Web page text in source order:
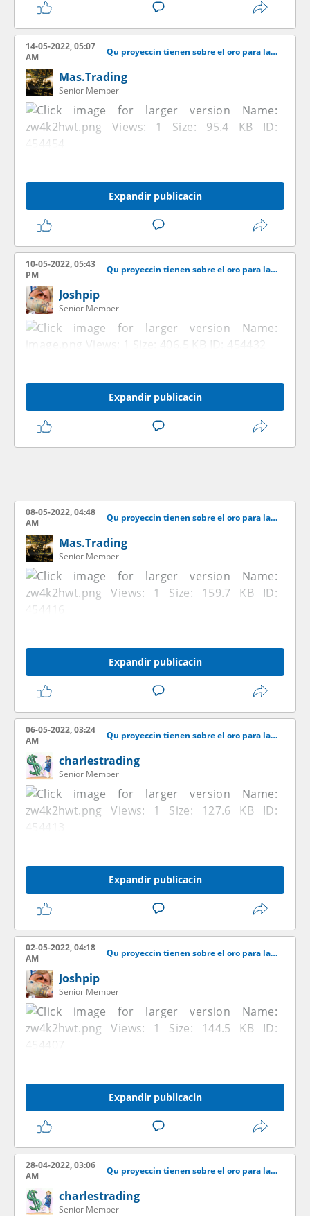
14-05-2022, 05:07
AM
Qu proyeccin tienen sobre el oro para las venideras semanas?
Mas.Trading
Senior Member
Expandir publicacin
10-05-2022, 05:43
PM
Qu proyeccin tienen sobre el oro para las venideras semanas?
Joshpip
Senior Member
Expandir publicacin
08-05-2022, 04:48
AM
Qu proyeccin tienen sobre el oro para las venideras semanas?
Mas.Trading
Senior Member
Expandir publicacin
06-05-2022, 03:24
AM
Qu proyeccin tienen sobre el oro para las venideras semanas?
charlestrading
Senior Member
Expandir publicacin
02-05-2022, 04:18
AM
Qu proyeccin tienen sobre el oro para las venideras semanas?
Joshpip
Senior Member
Expandir publicacin
28-04-2022, 03:06
AM
Qu proyeccin tienen sobre el oro para las venideras semanas?
charlestrading
Senior Member